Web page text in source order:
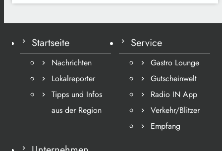
Startseite
Nachrichten
Lokalreporter
Tipps und Infos
aus der Region
Service
Gastro Lounge
Gutscheinwelt
Radio IN App
Verkehr/Blitzer
Empfang